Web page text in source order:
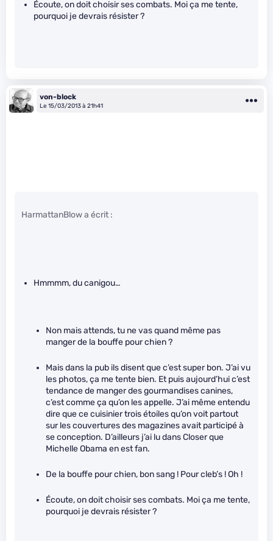
Écoute, on doit choisir ses combats. Moi ça me tente,
pourquoi je devrais résister ?
von-block
Le 15/03/2013 à 21h41
HarmattanBlow a écrit :
Hmmmm, du canigou…
Non mais attends, tu ne vas quand même pas
manger de la bouffe pour chien ?
Mais dans la pub ils disent que c’est super bon. J’ai vu
les photos, ça me tente bien. Et puis aujourd’hui c’est
tendance de manger des gourmandises canines,
c’est comme ça qu’on les appelle. J’ai même entendu
dire que ce cuisinier trois étoiles qu’on voit partout
sur les couvertures des magazines avait participé à
se conception. D’ailleurs j’ai lu dans Closer que
Michelle Obama en est fan.
De la bouffe pour chien, bon sang ! Pour cleb’s ! Oh !
Écoute, on doit choisir ses combats. Moi ça me tente,
pourquoi je devrais résister ?